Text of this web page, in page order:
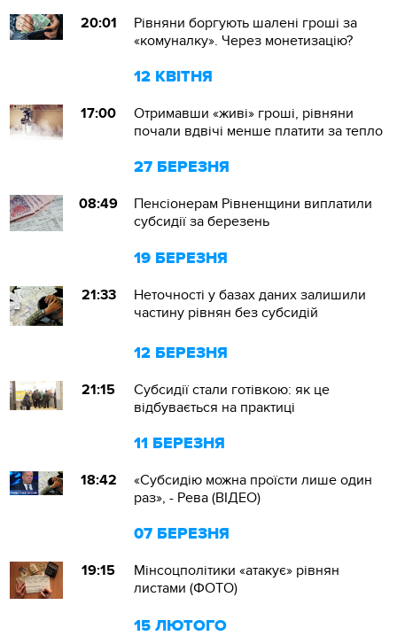
20:01
Рівняни боргують шалені гроші за
«комуналку». Через монетизацію?
12 КВІТНЯ
17:00
Отримавши «живі» гроші, рівняни
почали вдвічі менше платити за тепло
27 БЕРЕЗНЯ
08:49
Пенсіонерам Рівненщини виплатили
субсидії за березень
19 БЕРЕЗНЯ
21:33
Неточності у базах даних залишили
частину рівнян без субсидій
12 БЕРЕЗНЯ
21:15
Субсидії стали готівкою: як це
відбувається на практиці
11 БЕРЕЗНЯ
18:42
«Субсидію можна проїсти лише один
раз», - Рева (ВІДЕО)
07 БЕРЕЗНЯ
19:15
Мінсоцполітики «атакує» рівнян
листами (ФОТО)
15 ЛЮТОГО